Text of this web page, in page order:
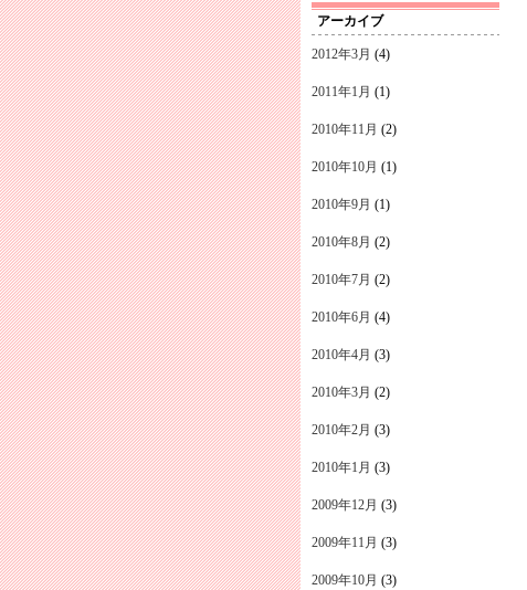
アーカイブ
2012年3月 (4)
2011年1月 (1)
2010年11月 (2)
2010年10月 (1)
2010年9月 (1)
2010年8月 (2)
2010年7月 (2)
2010年6月 (4)
2010年4月 (3)
2010年3月 (2)
2010年2月 (3)
2010年1月 (3)
2009年12月 (3)
2009年11月 (3)
2009年10月 (3)